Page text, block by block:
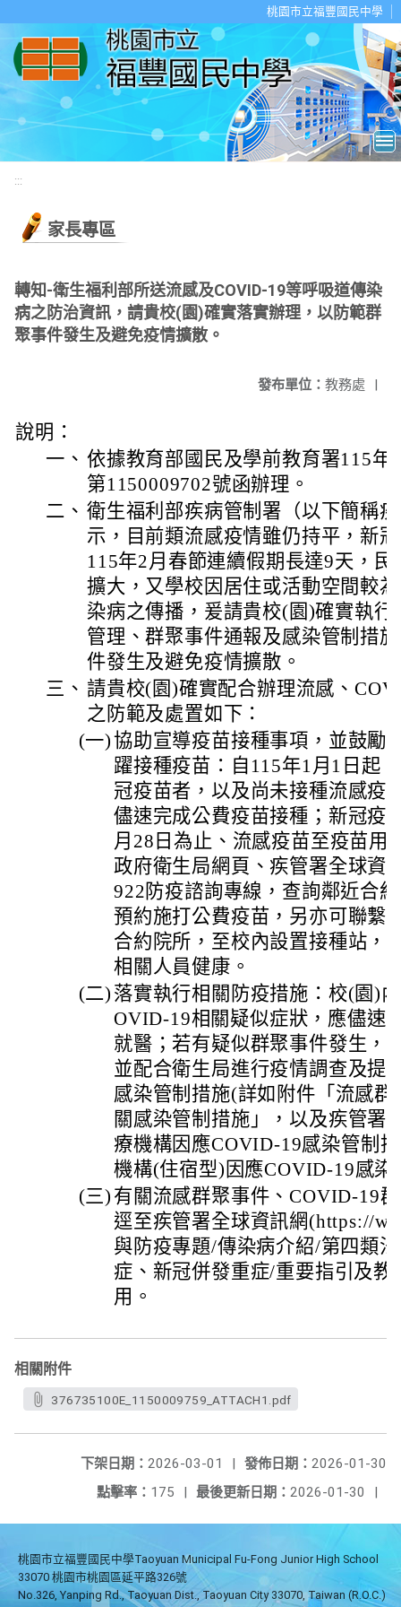
桃園市立福豐國民中學
:::
家長專區
轉知-衛生福利部所送流感及COVID-19等呼吸道傳染
病之防治資訊，請貴校(園)確實落實辦理，以防範群
聚事件發生及避免疫情擴散。
發布單位： 教務處 |
說明：
一、 依據教育部國民及學前教育署115年
第1150009702號函辦理。
二、 衛生福利部疾病管制署（以下簡稱
示，目前類流感疫情雖仍持平，新
115年2月春節連續假期長達9天，
擴大，又學校因居住或活動空間較
染病之傳播，爰請貴校(園)確實執
管理、群聚事件通報及感染管制措
件發生及避免疫情擴散。
三、 請貴校(園)確實配合辦理流感、
之防範及處置如下：
(一)協助宣導疫苗接種事項，並鼓勵
躍接種疫苗：自115年1月1日起
冠疫苗者，以及尚未接種流感疫
儘速完成公費疫苗接種；新冠疫
月28日為止、流感疫苗至疫苗用
政府衛生局網頁、疾管署全球資
922防疫諮詢專線，查詢鄰近合
預約施打公費疫苗，另亦可聯繫
合約院所，至校內設置接種站，
相關人員健康。
(二) 落實執行相關防疫措施：校(園)
OVID-19相關疑似症狀，應儘速
就醫；若有疑似群聚事件發生，
並配合衛生局進行疫情調查及提
感染管制措施(詳如附件「流感
關感染管制措施」，以及疾管署
療機構因應COVID-19感染管制
機構(住宿型)因應COVID-19感
(三) 有關流感群聚事件、COVID-19
逕至疾管署全球資訊網(https://
與防疫專題/傳染病介紹/第四類
症、新冠併發重症/重要指引及教
用。
相關附件
376735100E_1150009759_ATTACH1.pdf
發佈日期： 2026-01-30
下架日期： 2026-03-01
|
最後更新日期： 2026-01-30 |
點擊率： 175 |
桃園市立福豐國民中學Taoyuan Municipal Fu-Fong Junior High School
33070 桃園市桃園區延平路326號
No.326, Yanping Rd., Taoyuan Dist., Taoyuan City 33070, Taiwan (R.O.C.)